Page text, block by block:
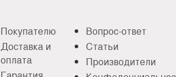
Покупателю
Доставка и
оплата
Вопрос-ответ
Статьи
Производители